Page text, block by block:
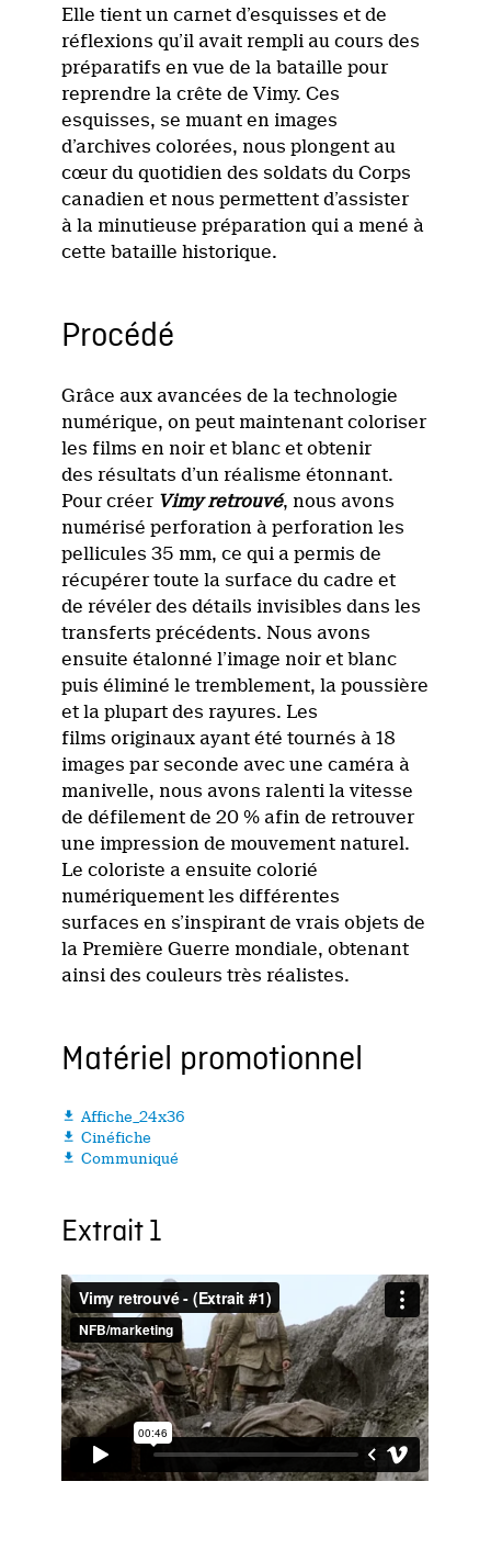
Elle tient un carnet d’esquisses et de
réflexions qu’il avait rempli au cours des
préparatifs en vue de la bataille pour
reprendre la crête de Vimy. Ces
esquisses, se muant en images
d’archives colorées, nous plongent au
cœur du quotidien des soldats du Corps
canadien et nous permettent d’assister
à la minutieuse préparation qui a mené à
cette bataille historique.
Procédé
Grâce aux avancées de la technologie
numérique, on peut maintenant coloriser
les films en noir et blanc et obtenir
des résultats d’un réalisme étonnant.
Pour créer Vimy retrouvé, nous avons
numérisé perforation à perforation les
pellicules 35 mm, ce qui a permis de
récupérer toute la surface du cadre et
de révéler des détails invisibles dans les
transferts précédents. Nous avons
ensuite étalonné l’image noir et blanc
puis éliminé le tremblement, la poussière
et la plupart des rayures. Les
films originaux ayant été tournés à 18
images par seconde avec une caméra à
manivelle, nous avons ralenti la vitesse
de défilement de 20 % afin de retrouver
une impression de mouvement naturel.
Le coloriste a ensuite colorié
numériquement les différentes
surfaces en s’inspirant de vrais objets de
la Première Guerre mondiale, obtenant
ainsi des couleurs très réalistes.
Matériel promotionnel
 Affiche_24x36
 Cinéfiche
 Communiqué
Extrait 1